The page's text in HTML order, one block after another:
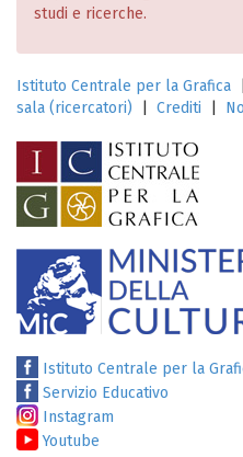
studi e ricerche.
Istituto Centrale per la Grafica
sala (ricercatori)
Crediti
Istituto Centrale per la
Servizio Educativo
Instagram
Youtube